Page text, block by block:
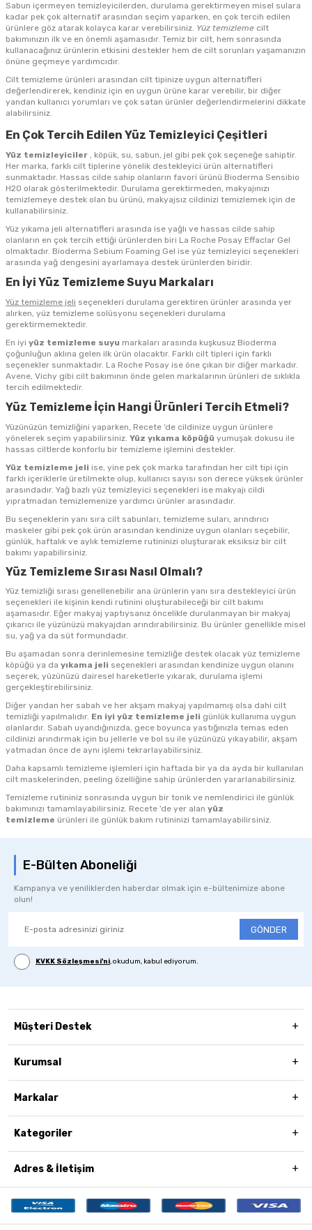
Sabun içermeyen temizleyicilerden, durulama gerektirmeyen misel sulara
kadar pek çok alternatif arasından seçim yaparken, en çok tercih edilen
ürünlere göz atarak kolayca karar verebilirsiniz. Yüz temizleme cilt
bakımınızın ilk ve en önemli aşamasıdır. Temiz bir cilt, hem sonrasında
kullanacağınız ürünlerin etkisini destekler hem de cilt sorunları yaşamanızın
önüne geçmeye yardımcıdır.
Cilt temizleme ürünleri arasından cilt tipinize uygun alternatifleri
değerlendirerek, kendiniz için en uygun ürüne karar verebilir, bir diğer
yandan kullanıcı yorumları ve çok satan ürünler değerlendirmelerini dikkate
alabilirsiniz.
En Çok Tercih Edilen Yüz Temizleyici Çeşitleri
Yüz temizleyiciler , köpük, su, sabun, jel gibi pek çok seçeneğe sahiptir.
Her marka, farklı cilt tiplerine yönelik destekleyici ürün alternatifleri
sunmaktadır. Hassas cilde sahip olanların favori ürünü Bioderma Sensibio
H2O olarak gösterilmektedir. Durulama gerektirmeden, makyajınızı
temizlemeye destek olan bu ürünü, makyajsız cildinizi temizlemek için de
kullanabilirsiniz.
Yüz yıkama jeli alternatifleri arasında ise yağlı ve hassas cilde sahip
olanların en çok tercih ettiği ürünlerden biri La Roche Posay Effaclar Gel
olmaktadır. Bioderma Sebium Foaming Gel ise yüz temizleyici seçenekleri
arasında yağ dengesini ayarlamaya destek ürünlerden biridir.
En İyi Yüz Temizleme Suyu Markaları
Yüz temizleme jeli seçenekleri durulama gerektiren ürünler arasında yer
alırken, yüz temizleme solüsyonu seçenekleri durulama
gerektirmemektedir.
En iyi yüz temizleme suyu markaları arasında kuşkusuz Bioderma
çoğunluğun aklına gelen ilk ürün olacaktır. Farklı cilt tipleri için farklı
seçenekler sunmaktadır. La Roche Posay ise öne çıkan bir diğer markadır.
Avene, Vichy gibi cilt bakımının önde gelen markalarının ürünleri de sıklıkla
tercih edilmektedir.
Yüz Temizleme İçin Hangi Ürünleri Tercih Etmeli?
Yüzünüzün temizliğini yaparken, Recete ‘de cildinize uygun ürünlere
yönelerek seçim yapabilirsiniz. Yüz yıkama köpüğü yumuşak dokusu ile
hassas ciltlerde konforlu bir temizleme işlemini destekler.
Yüz temizleme jeli ise, yine pek çok marka tarafından her cilt tipi için
farklı içeriklerle üretilmekte olup, kullanıcı sayısı son derece yüksek ürünler
arasındadır. Yağ bazlı yüz temizleyici seçenekleri ise makyajı cildi
yıpratmadan temizlemenize yardımcı ürünler arasındadır.
Bu seçeneklerin yanı sıra cilt sabunları, temizleme suları, arındırıcı
maskeler gibi pek çok ürün arasından kendinize uygun olanları seçebilir,
günlük, haftalık ve aylık temizleme rutininizi oluşturarak eksiksiz bir cilt
bakımı yapabilirsiniz.
Yüz Temizleme Sırası Nasıl Olmalı?
Yüz temizliği sırası genellenebilir ana ürünlerin yanı sıra destekleyici ürün
seçenekleri ile kişinin kendi rutinini oluşturabileceği bir cilt bakımı
aşamasıdır. Eğer makyaj yaptıysanız öncelikle durulanmayan bir makyaj
çıkarıcı ile yüzünüzü makyajdan arındırabilirsiniz. Bu ürünler genellikle misel
su, yağ ya da süt formundadır.
Bu aşamadan sonra derinlemesine temizliğe destek olacak yüz temizleme
köpüğü ya da yıkama jeli seçenekleri arasından kendinize uygun olanını
seçerek, yüzünüzü dairesel hareketlerle yıkarak, durulama işlemi
gerçekleştirebilirsiniz.
Diğer yandan her sabah ve her akşam makyaj yapılmamış olsa dahi cilt
temizliği yapılmalıdır. En iyi yüz temizleme jeli günlük kullanıma uygun
olanlardır. Sabah uyandığınızda, gece boyunca yastığınızla temas eden
cildinizi arındırmak için bu jellerle ve bol su ile yüzünüzü yıkayabilir, akşam
yatmadan önce de aynı işlemi tekrarlayabilirsiniz.
Daha kapsamlı temizleme işlemleri için haftada bir ya da ayda bir kullanılan
cilt maskelerinden, peeling özelliğine sahip ürünlerden yararlanabilirsiniz.
Temizleme rutininiz sonrasında uygun bir tonik ve nemlendirici ile günlük
bakımınızı tamamlayabilirsiniz. Recete ‘de yer alan yüz
temizleme ürünleri ile günlük bakım rutininizi tamamlayabilirsiniz.
E-Bülten Aboneliği
Kampanya ve yeniliklerden haberdar olmak için e-bültenimize abone
olun!
GÖNDER
KVKK Sözleşmesi'ni, okudum, kabul ediyorum.
Müşteri Destek
Kurumsal
Markalar
Kategoriler
Adres & İletişim